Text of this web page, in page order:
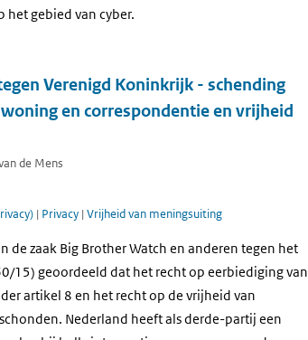
gebied van cyber.
Verenigd Koninkrijk - schending
en correspondentie en vrijheid
de Mens
| Privacy | Vrijheid van meningsuiting
de zaak Big Brother Watch en anderen tegen het
15) geoordeeld dat het recht op eerbiediging van
artikel 8 en het recht op de vrijheid van
Nederland heeft als derde-partij een